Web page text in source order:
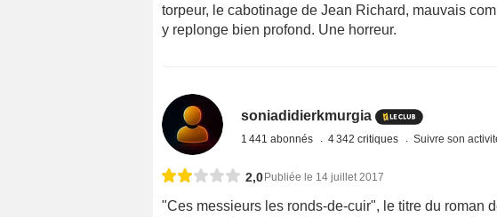
torpeur, le cabotinage de Jean Richard, mauvais
y replonge bien profond. Une horreur.
soniadidierkmurgia
1 441 abonnés 4 342 critiques Suivre son
2,0 Publiée le 14 juillet 2017
"Ces messieurs les ronds-de-cuir", le titre du roman